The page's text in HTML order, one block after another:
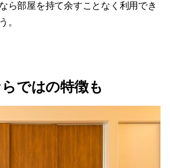
ら部屋を持て余すことなく利用でき
。
ではの特徴も